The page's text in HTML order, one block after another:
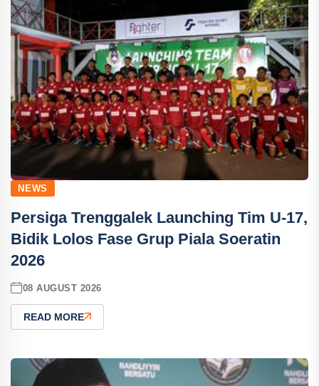
NEWS
Persiga Trenggalek Launching Tim U-17,
Bidik Lolos Fase Grup Piala Soeratin
2026
08 AUGUST 2026
READ MORE